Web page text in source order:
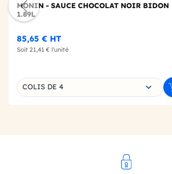
MONIN - SAUCE CHOCOLAT NOIR BIDON
1.89L
85,65 € HT
Soit 21,41 € l'unité
Choisissez une déclinaison
COLIS DE 4